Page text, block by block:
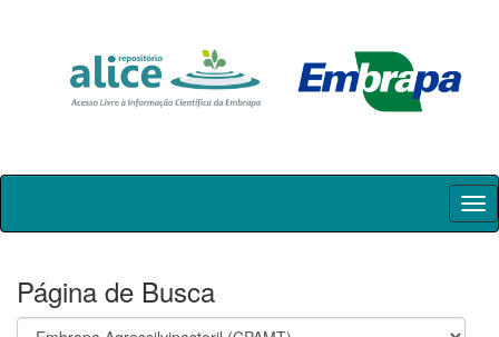
Skip
Página de Busca